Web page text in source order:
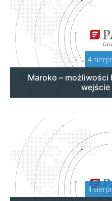
4
Maroko –
wejście
4